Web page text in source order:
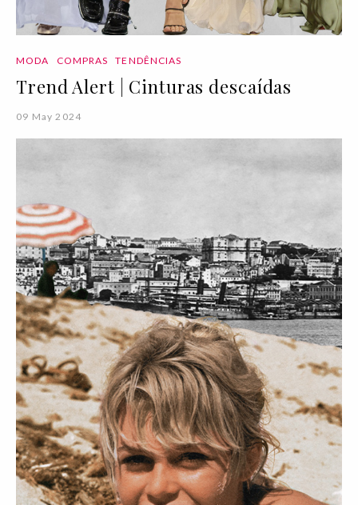
MODA COMPRAS TENDÊNCIAS
Trend Alert | Cinturas descaídas
09 May 2024